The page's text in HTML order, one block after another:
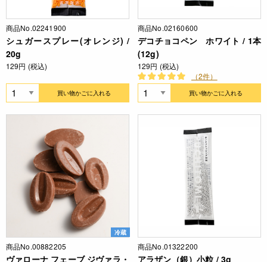
商品No.02241900
シュガースプレー(オレンジ) /
20g
129円 (税込)
買い物かごに入れる
商品No.02160600
デコチョコペン ホワイト / 1本
(12g)
129円 (税込)
（2件）
買い物かごに入れる
冷蔵
商品No.00882205
ヴァローナ フェーブ ジヴァラ・
商品No.01322200
アラザン（銀）小粒 / 3g